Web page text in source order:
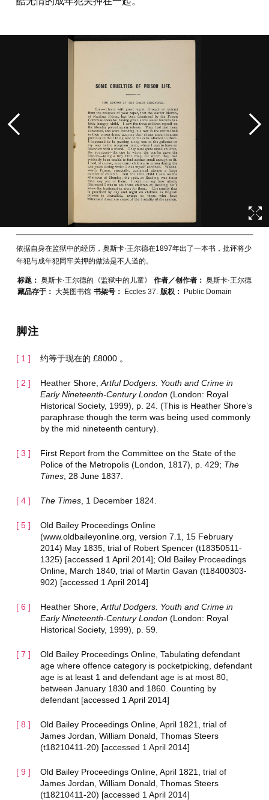
依据自身在监狱中的经历，奥斯卡·王尔德在1897年出了一本书，批评将少
年犯与成年犯同牢关押的做法是不人道的。
标题： 奥斯卡·王尔德的《监狱中的儿童》 作者／创作者： 奥斯卡·王尔德
藏品存于： 大英图书馆 书架号： Eccles 37. 版权： Public Domain
脚注
约等于现在的 £8000 。
Heather Shore, Artful Dodgers. Youth and Crime in
Early Nineteenth-Century London(London: Royal
Historical Society, 1999), p. 24. (This is Heather Shore’s
paraphrase though the term was being used commonly
by the mid nineteenth century).
First Report from the Committee on the State of the
Police of the Metropolis (London, 1817), p. 429; The
Times, 28 June 1837.
The Times, 1 December 1824.
Old Bailey Proceedings Online
(www.oldbaileyonline.org, version 7.1, 15 February
2014) May 1835, trial of Robert Spencer (t18350511-
1325) [accessed 1 April 2014]; Old Bailey Proceedings
Online, March 1840, trial of Martin Gavan (t18400303-
902) [accessed 1 April 2014]
Heather Shore, Artful Dodgers. Youth and Crime in
Early Nineteenth-Century London(London: Royal
Historical Society, 1999), p. 59.
Old Bailey Proceedings Online, Tabulating defendant
age where offence category is pocketpicking, defendant
age is at least 1 and defendant age is at most 80,
between January 1830 and 1860. Counting by
defendant [accessed 1 April 2014]
Old Bailey Proceedings Online, April 1821, trial of
James Jordan, William Donald, Thomas Steers
(t18210411-20) [accessed 1 April 2014]
Old Bailey Proceedings Online, April 1821, trial of
James Jordan, William Donald, Thomas Steers
(t18210411-20) [accessed 1 April 2014]